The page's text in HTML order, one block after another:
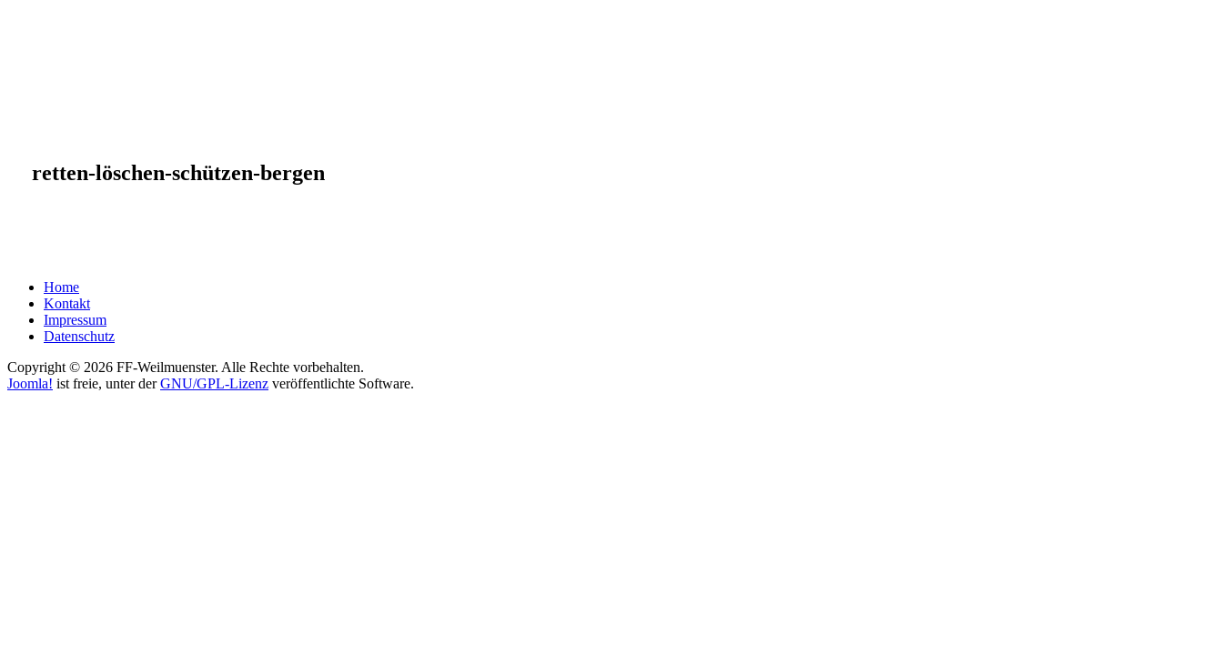
retten-löschen-schützen-bergen
Home
Kontakt
Impressum
Datenschutz
Copyright © 2026 FF-Weilmuenster. Alle Rechte vorbehalten.
Joomla! ist freie, unter derGNU/GPL-Lizenz veröffentlichte Software.